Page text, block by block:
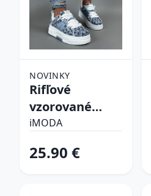
NOVINKY
Rifľové
vzorované
tenisky
iMODA
25.90 €